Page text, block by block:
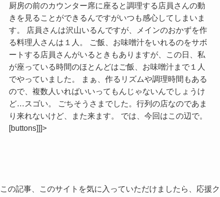
厨房の前のカウンター席に座ると調理する店員さんの動
きを見ることができるんですがいつも感心してしまいま
す。 店員さんは沢山いるんですが、メインのおかずを作
る料理人さんは１人。 ご飯、お味噌汁をいれるのをサボ
ートする店員さんがいるときもありますが、この日、私
が座っている時間のほとんどはご飯、お味噌汁まで１人
でやっていました。 まぁ、作るリズムや調理時間もある
ので、複数人いればいいってもんじゃないんでしょうけ
ど…スゴい。 ごちそうさまでした。行列の店なのであま
り来れないけど、また来ます。 では、今回はこの辺で。
[buttons]]]>
この記事、このサイトを気に入っていただけましたら、応援ク